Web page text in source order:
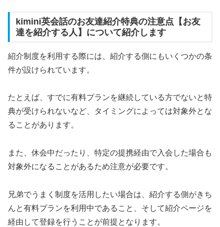
kimini英会話のお友達紹介特典の注意点【お友
達を紹介する人】について紹介します
紹介制度を利用する際には、紹介する側にもいくつかの条
件が設けられています。
たとえば、すでに有料プランを継続している方でないと特
典が受けられないなど、タイミングによっては対象外とな
ることがあります。
また、休会中だったり、特定の提携経由で入会した場合も
対象外になることがあるため注意が必要です。
兄弟でうまく制度を活用したい場合は、紹介する側がきち
んと有料プランを利用中であること、そして紹介ページを
経由して登録を行うことが前提となります。